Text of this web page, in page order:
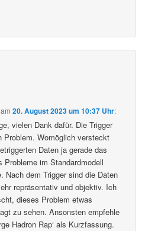
am20. August 2023 um 10:37 Uhr:
vielen Dank dafür. Die Trigger
Problem. Womöglich versteckt
Daten ja gerade das
Probleme im Standardmodell
Nach dem Trigger sind die Daten
repräsentativ und objektiv. Ich
dieses Problem etwas
zu sehen. Ansonsten empfehle
Hadron Rap‘ als Kurzfassung.